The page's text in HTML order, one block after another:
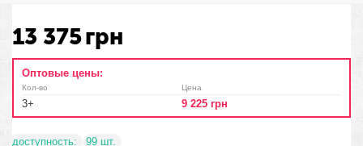
13 375грн
Оптовые цены:
Кол-во
3+
Цена
9 225 грн
доступность: 99 шт.